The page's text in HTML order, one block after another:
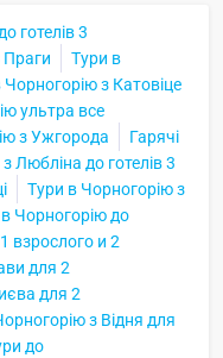
готелів 3
Праги
Тури в
Чорногорію з Катовіце
ультра все
з Ужгорода
Гарячі
Любліна до готелів 3
Тури в Чорногорію з
Чорногорію до
взрослого и 2
для 2
для 2
з Відня для
до